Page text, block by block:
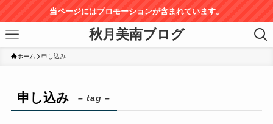
当ページにはプロモーションが含まれています。
秋月美南ブログ
ホーム 申し込み
申し込み – tag –